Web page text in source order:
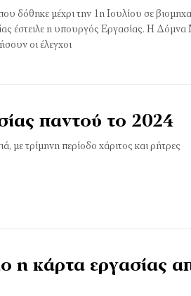
δόθηκε μέχρι την 1η Ιουλίου σε
έστειλε η υπουργός Εργασίας. Η Δόμνα
οι έλεγχοι
παντού το 2024
με τρίμηνη περίοδο χάριτος και ρήτρες
η κάρτα εργασίας